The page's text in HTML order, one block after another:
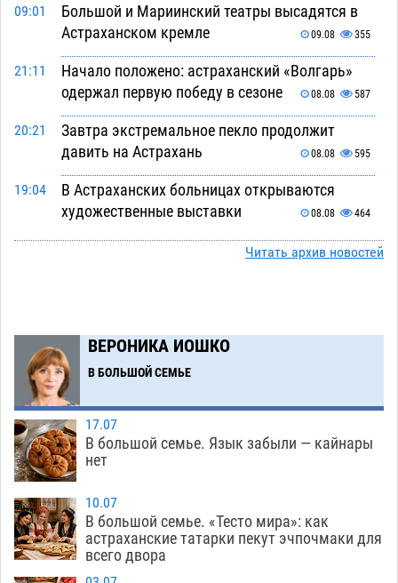
09:01
Большой и Мариинский театры высадятся в
Астраханском кремле
09.08 355
21:11
Начало положено: астраханский «Волгарь»
одержал первую победу в сезоне
08.08 587
20:21
Завтра экстремальное пекло продолжит
давить на Астрахань
08.08 595
19:04
В Астраханских больницах открываются
художественные выставки
08.08 464
Астраханца будут судить за попытку сбыта
15:32
Ветеран из Астрахани отметил столетний
юбилей
08.08 617
14:19
Погибший на Донбассе волонтер из Астрахани
стал героем мурала
13:10
Подросток, перебегавший дорогу вне
перехода, попал под колеса авто в Астрахани
Читать архив новостей
ВЕРОНИКА ИОШКО
В БОЛЬШОЙ СЕМЬЕ
17.07
В большой семье. Язык забыли — кайнары
нет
10.07
В большой семье. «Тесто мира»: как
астраханские татарки пекут эчпочмаки для
всего двора